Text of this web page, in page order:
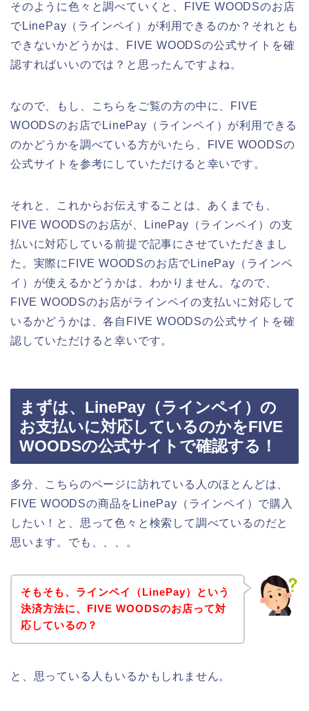
そのように色々と調べていくと、FIVE WOODSのお店
でLinePay（ラインペイ）が利用できるのか？それとも
できないかどうかは、FIVE WOODSの公式サイトを確
認すればいいのでは？と思ったんですよね。
なので、もし、こちらをご覧の方の中に、FIVE
WOODSのお店でLinePay（ラインペイ）が利用できる
のかどうかを調べている方がいたら、FIVE WOODSの
公式サイトを参考にしていただけると幸いです。
それと、これからお伝えすることは、あくまでも、
FIVE WOODSのお店が、LinePay（ラインペイ）の支
払いに対応している前提で記事にさせていただきまし
た。実際にFIVE WOODSのお店でLinePay（ラインペ
イ）が使えるかどうかは、わかりません。なので、
FIVE WOODSのお店がラインペイの支払いに対応して
いるかどうかは、各自FIVE WOODSの公式サイトを確
認していただけると幸いです。
まずは、LinePay（ラインペイ）の
お支払いに対応しているのかをFIVE
WOODSの公式サイトで確認する！
多分、こちらのページに訪れている人のほとんどは、
FIVE WOODSの商品をLinePay（ラインペイ）で購入
したい！と、思って色々と検索して調べているのだと
思います。でも、、、。
そもそも、ラインペイ（LinePay）という
決済方法に、FIVE WOODSのお店って対
応しているの？
と、思っている人もいるかもしれません。